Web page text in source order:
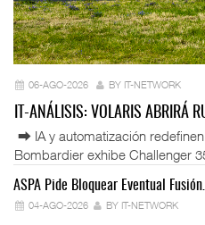
06-AGO-2026 BY IT-NETWORK
IT-ANÁLISIS: VOLARIS ABRIRÁ
⮕ IA y automatización
Bombardier exhibe Challenger
ASPA Pide Bloquear Eventual Fusión…
04-AGO-2026 BY IT-NETWORK